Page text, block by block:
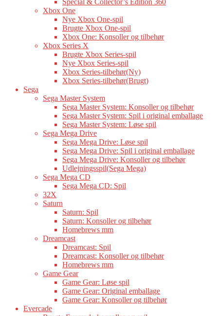
Special & Collector’s Edition 360
Xbox One
Nye Xbox One-spil
Brugte Xbox One-spil
Xbox One: Konsoller og tilbehør
Xbox Series X
Brugte Xbox Series-spil
Nye Xbox Series-spil
Xbox Series-tilbehør(Ny)
Xbox Series-tilbehør(Brugt)
Sega
Sega Master System
Sega Master System: Konsoller og tilbehør
Sega Master System: Spil i original emballage
Sega Master System: Løse spil
Sega Mega Drive
Sega Mega Drive: Løse spil
Sega Mega Drive: Spil i original emballage
Sega Mega Drive: Konsoller og tilbehør
Udlejningsspil(Sega Mega)
Sega Mega CD
Sega Mega CD: Spil
32X
Saturn
Saturn: Spil
Saturn: Konsoller og tilbehør
Homebrews mm
Dreamcast
Dreamcast: Spil
Dreamcast: Konsoller og tilbehør
Homebrews mm
Game Gear
Game Gear: Løse spil
Game Gear: Original emballage
Game Gear: Konsoller og tilbehør
Evercade